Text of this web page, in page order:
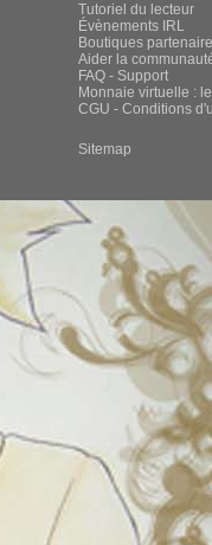
Tutoriel du lecteur
Évènements IRL
Boutiques
Aider la
FAQ - Support
Monnaie virtuelle :
CGU - Conditions
Sitemap